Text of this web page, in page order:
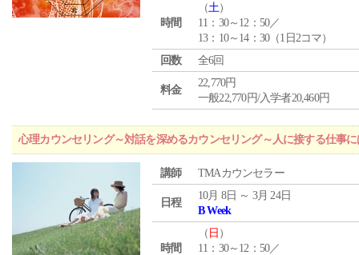
時間
（土）
11：30～12：50／
13：10～14：30（1日2コマ）
回数
全6回
料金
22,770円
一般22,770円/入学者20,460円
心理カウンセリング～対話を深めるカウンセリング～人に接する仕事
講師 TMAカウンセラー
日程
10月 8日 ～ 3月 24日
B Week
時間
（ 日 ）
11：30～12：50／